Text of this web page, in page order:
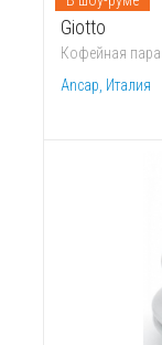
Giotto
Кофейная пара
Ancap, Италия